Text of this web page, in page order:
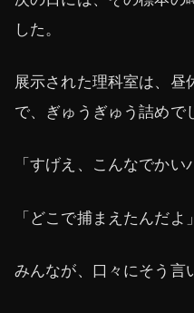
した。
展示された理科室は、昼
で、ぎゅうぎゅう詰めで
「すげえ、こんなでかい
「どこで捕まえたんだよ」
みんなが、口々にそう言